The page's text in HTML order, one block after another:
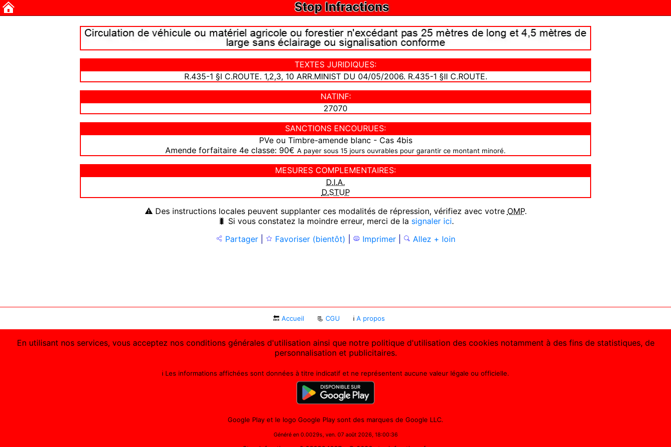
Stop Infractions
TEXTES JURIDIQUES:
R.435-1 §I C.ROUTE. 1,2,3, 10 ARR.MINIST DU 04/05/2006. R.435-1 §II C.ROUTE.
NATINF:
27070
SANCTIONS ENCOURUES:
PVe ou Timbre-amende blanc - Cas 4bis
Amende forfaitaire 4e classe: 90€ A payer sous 15 jours ouvrables pour garantir ce montant minoré.
MESURES COMPLEMENTAIRES:
D.I.A.
D.STUP
⚠ Des instructions locales peuvent supplanter ces modalités de répression, vérifiez avec votre OMP.
🐛 Si vous constatez la moindre erreur, merci de la signaler ici.
Partager
Favoriser (bientôt) Imprimer Allez + loin
🔙 Accueil 📃 CGU ℹ A propos
En utilisant nos services, vous acceptez nos conditions générales d'utilisation ainsi que notre politique d'utilisation des cookies notamment à des fins de statistiques, de
personnalisation et publicitaires.
ℹ️ Les informations affichées sont données à titre indicatif et ne représentent aucune valeur légale ou officielle.
Google Play et le logo Google Play sont des marques de Google LLC.
Généré en 0.0029s, ven. 07 août 2026, 18:00:36